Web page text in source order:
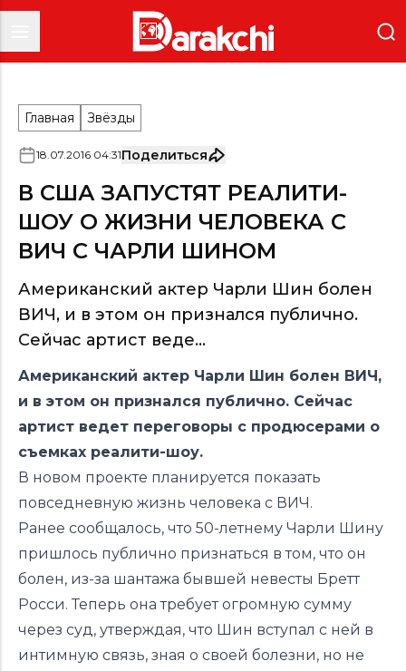
Главная Звёзды
18.07.2016 04:31Поделиться
В США ЗАПУСТЯТ РЕАЛИТИ-
ШОУ О ЖИЗНИ ЧЕЛОВЕКА С
ВИЧ С ЧАРЛИ ШИНОМ
Американский актер Чарли Шин болен
ВИЧ, и в этом он признался публично.
Сейчас артист веде...
Американский актер Чарли Шин болен ВИЧ,
и в этом он признался публично. Сейчас
артист ведет переговоры с продюсерами о
съемках реалити-шоу.
В новом проекте планируется показать
повседневную жизнь человека с ВИЧ.
Ранее сообщалось, что 50-летнему Чарли Шину
пришлось публично признаться в том, что он
болен, из-за шантажа бывшей невесты Бретт
Росси. Теперь она требует огромную сумму
через суд, утверждая, что Шин вступал с ней в
интимную связь, зная о своей болезни, но не